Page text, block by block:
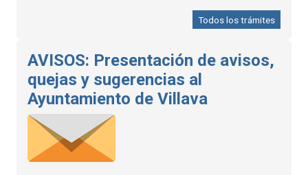
Todos los trámites
AVISOS: Presentación de avisos,
quejas y sugerencias al
Ayuntamiento de Villava